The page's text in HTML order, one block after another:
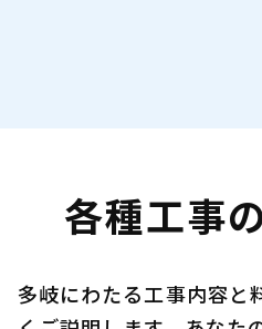
各種工事
多岐にわたる工事内容と